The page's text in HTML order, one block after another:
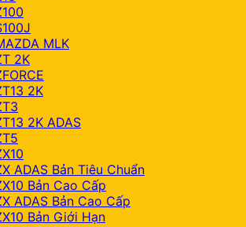
MLK
2K
2K
2K ADAS
ADAS Bản Tiêu Chuẩn
Bản Cao Cấp
ADAS Bản Cao Cấp
Bản Giới Hạn